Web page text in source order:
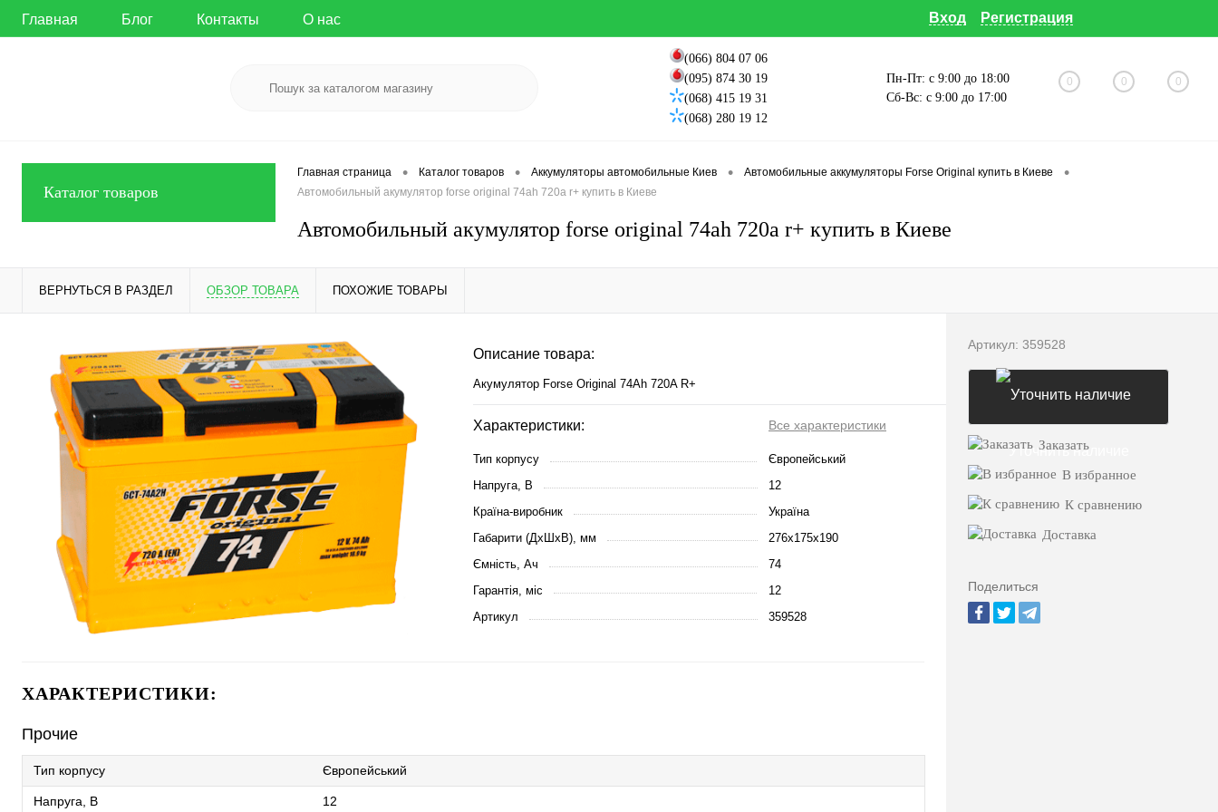
Главная Блог Контакты О нас Вход Регистрация
(066) 804 07 06
(095) 874 30 19
(068) 415 19 31
(068) 280 19 12
Пн-Пт: с 9:00 до 18:00
Сб-Вс: с 9:00 до 17:00
0 0 0
Каталог товаров
Главная страница • Каталог товаров • Аккумуляторы автомобильные Киев • Автомобильные аккумуляторы Forse Original купить в Киеве •
Автомобильный акумулятор forse original 74ah 720a r+ купить в Киеве
Автомобильный акумулятор forse original 74ah 720a r+ купить в Киеве
ВЕРНУТЬСЯ В РАЗДЕЛ ОБЗОР ТОВАРА ПОХОЖИЕ ТОВАРЫ
Описание товара:
Акумулятор Forse Original 74Ah 720A R+
Характеристики: Все характеристики
Тип корпусу
Європейський
Напруга, В
12
Країна-виробник
Україна
Габарити (ДхШхВ), мм
276х175х190
Ємність, Ач
74
Гарантія, міс
12
Артикул
359528
ХАРАКТЕРИСТИКИ:
Прочие
Тип корпусу Європейський
Напруга, В 12
Артикул: 359528
Уточнить наличие
Заказать
В избранное
К сравнению
Доставка
Поделиться